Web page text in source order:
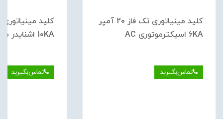
کلید مينياتوری تک فاز 20 آمپر
6KA اسپکترموتوری AC
تماس‌بگیرید
10KA اشنایدر موتوری DC
تماس‌بگیرید